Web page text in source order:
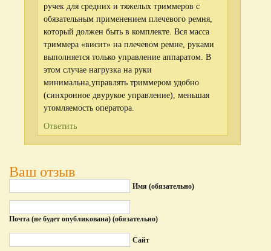
ручек для средних и тяжелых триммеров с
обязательным применением плечевого ремня,
который должен быть в комплекте. Вся масса
триммера «висит» на плечевом ремне, руками
выполняется только управление аппаратом. В
этом случае нагрузка на руки
минимальна,управлять триммером удобно
(синхронное двурукое управление), меньшая
утомляемость оператора.
Ответить
Ваш отзыв
Имя (обязательно)
Почта (не будет опубликована) (обязательно)
Сайт